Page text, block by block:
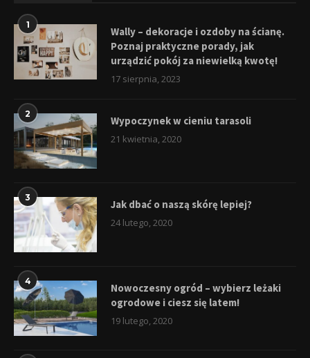
1
Wally – dekoracje i ozdoby na ścianę.
Poznaj praktyczne porady, jak
urządzić pokój za niewielką kwotę!
17 sierpnia, 2023
2
Wypoczynek w cieniu tarasoli
21 kwietnia, 2020
3
Jak dbać o naszą skórę lepiej?
24 lutego, 2020
4
Nowoczesny ogród – wybierz leżaki
ogrodowe i ciesz się latem!
19 lutego, 2020